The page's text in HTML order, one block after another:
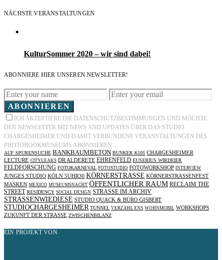
NÄCHSTE VERANSTALTUNGEN
KulturSommer 2020 – wir sind dabei!
ABONNIERE HIER UNSEREN NEWSLETTER!
ABONNIEREN
ICH AKZEPTIERE DIE DATENSCHUTZBESTIMMUNGEN UND MÖCHTE
DEN NEWSLETTER MIT NEWS AND UPDATES ÜBER DAS STUDIO
CHARGESHEIMER UND DAMIT VERBUNDENE VERANSTALTUNGEN DES
PHOTOBOOKMUSEUMS ABONNIEREN.
AUF SPURENSUCHE BANKBAUMBETON BUNKER K101 CHARGESHEIMER
LECTURE CITYLEAKS DR ALDERETE EHRENFELD EUSEBIUS WIRDEIER
FELDFORSCHUNG FOTOKARNEVAL FOTOSTUDIO FOTOWORKSHOP INTERVIEW
JUNGES STUDIO KÖLN 5UHR30 KÖRNERSTRASSE KÖRNERSTRASSENFEST
MASKEN MEXICO MUSEUMSNACHT ÖFFENTLICHER RAUM RECLAIM THE
STREET RESIDENCY SOCIAL DESIGN STRASSE IM ARCHIV
STRASSENWIEDIESE STUDIO QUACK & BÜRO GISBERT
STUDIOCHARGESHEIMER TUNNEL VERZÄHL ENS WOHNMOBIL WORKSHOPS
ZUKUNFT DER STRASSE ZWISCHENBILANZ
EIN PROJEKT VON